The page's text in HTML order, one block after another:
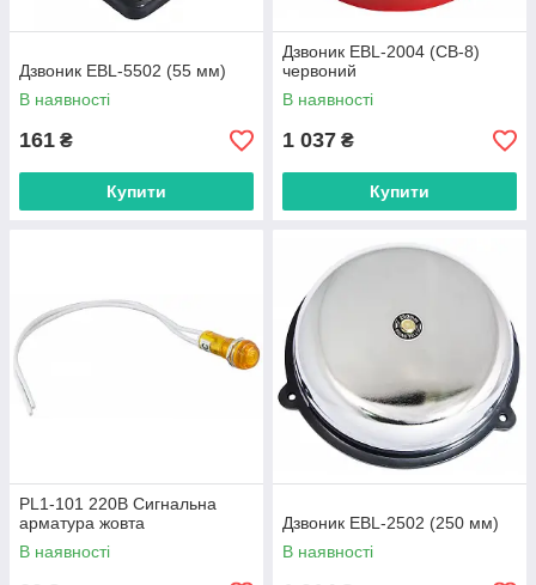
Дзвоник EBL-5502 (55 мм)
В наявності
161 ₴
Купити
Дзвоник EBL-2004 (CB-8)
червоний
В наявності
1 037 ₴
Купити
PL1-101 220В Сигнальна
арматура жовта
В наявності
Дзвоник EBL-2502 (250 мм)
В наявності